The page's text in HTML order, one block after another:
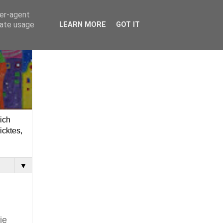
▼
agent
usage
LEARN MORE GOT IT